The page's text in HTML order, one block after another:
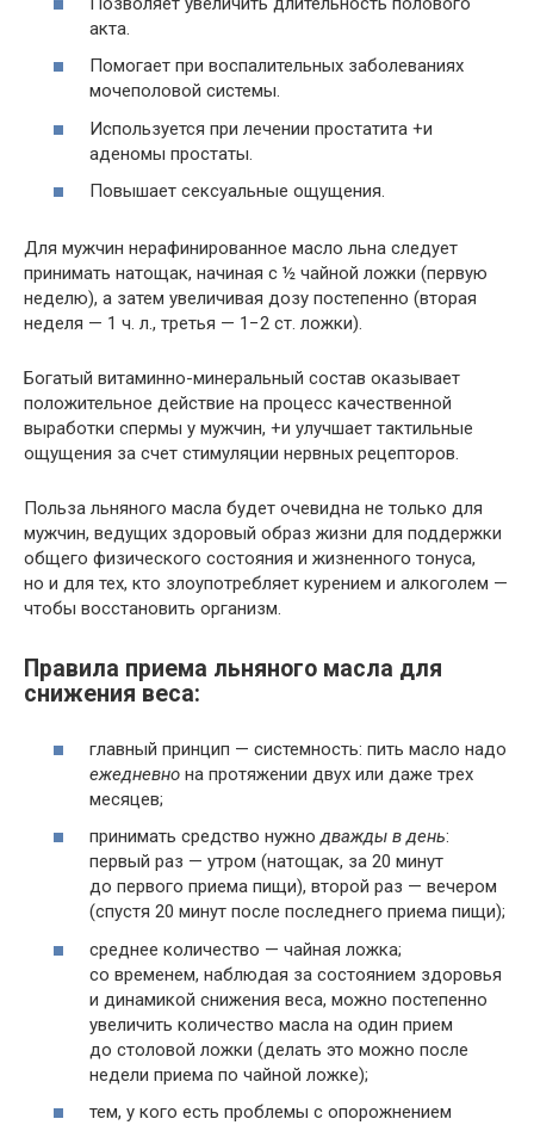
акта.
Помогает при воспалительных заболеваниях
мочеполовой системы.
Используется при лечении простатита +и
аденомы простаты.
Повышает сексуальные ощущения.
Для мужчин нерафинированное масло льна следует
принимать натощак, начиная с ½ чайной ложки (первую
неделю), а затем увеличивая дозу постепенно (вторая
неделя — 1 ч. л., третья — 1−2 ст. ложки).
Богатый витаминно-минеральный состав оказывает
положительное действие на процесс качественной
выработки спермы у мужчин, +и улучшает тактильные
ощущения за счет стимуляции нервных рецепторов.
Польза льняного масла будет очевидна не только для
мужчин, ведущих здоровый образ жизни для поддержки
общего физического состояния и жизненного тонуса,
но и для тех, кто злоупотребляет курением и алкоголем —
чтобы восстановить организм.
Правила приема льняного масла для
снижения веса:
главный принцип — системность: пить масло надо
ежедневно на протяжении двух или даже трех
месяцев;
принимать средство нужнодважды в день:
первый раз — утром (натощак, за 20 минут
до первого приема пищи), второй раз — вечером
(спустя 20 минут после последнего приема пищи);
среднее количество — чайная ложка;
со временем, наблюдая за состоянием здоровья
и динамикой снижения веса, можно постепенно
увеличить количество масла на один прием
до столовой ложки (делать это можно после
недели приема по чайной ложке);
тем, у кого есть проблемы с опорожнением